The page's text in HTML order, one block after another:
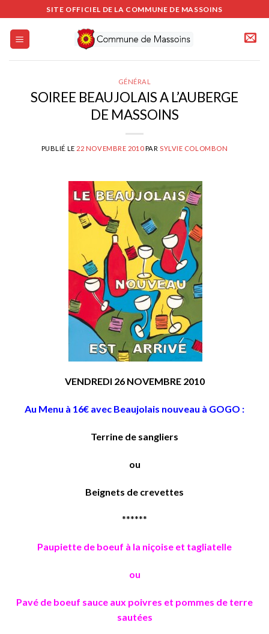
au
contenu
SITE OFFICIEL DE LA COMMUNE DE MASSOINS
GÉNÉRAL
SOIREE BEAUJOLAIS A L’AUBERGE
DE MASSOINS
PUBLIÉ LE 22 NOVEMBRE 2010 PAR SYLVIE COLOMBON
VENDREDI 26 NOVEMBRE 2010
Au Menu à 16€ avec Beaujolais nouveau à GOGO :
Terrine de sangliers
ou
Beignets de crevettes
******
Paupiette de boeuf à la niçoise et tagliatelle
ou
Pavé de boeuf sauce aux poivres et pommes de terre
sautées